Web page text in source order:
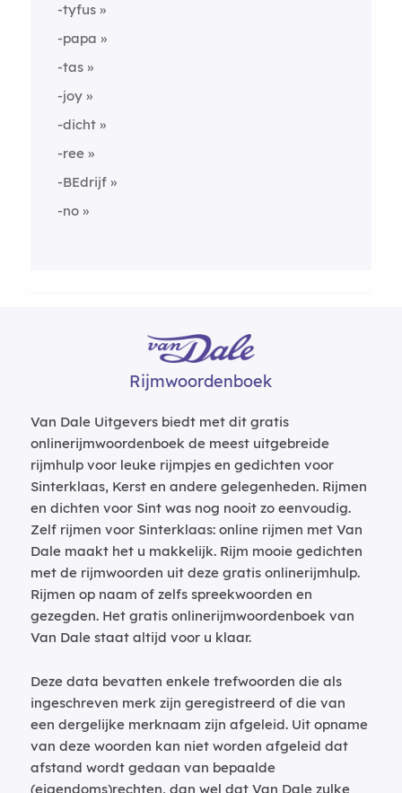
-tyfus
-papa
-tas
-joy
-dicht
-ree
-BEdrijf
-no
Rijmwoordenboek
Van Dale Uitgevers biedt met dit gratis
onlinerijmwoordenboek de meest uitgebreide
rijmhulp voor leuke rijmpjes en gedichten voor
Sinterklaas, Kerst en andere gelegenheden. Rijmen
en dichten voor Sint was nog nooit zo eenvoudig.
Zelf rijmen voor Sinterklaas: online rijmen met Van
Dale maakt het u makkelijk. Rijm mooie gedichten
met de rijmwoorden uit deze gratis onlinerijmhulp.
Rijmen op naam of zelfs spreekwoorden en
gezegden. Het gratis onlinerijmwoordenboek van
Van Dale staat altijd voor u klaar.
Deze data bevatten enkele trefwoorden die als
ingeschreven merk zijn geregistreerd of die van
een dergelijke merknaam zijn afgeleid. Uit opname
van deze woorden kan niet worden afgeleid dat
afstand wordt gedaan van bepaalde
(eigendoms)rechten, dan wel dat Van Dale zulke